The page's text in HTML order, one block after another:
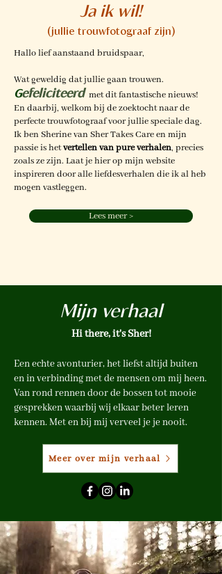
Ja ik wil!
(jullie trouwfotograaf zijn)
Hallo lief aanstaand bruidspaar,
Wat geweldig dat jullie gaan trouwen.
Gefeliciteerd met dit fantastische nieuws!
En daarbij, welkom bij de zoektocht naar de
perfecte trouwfotograaf voor jullie speciale dag.
Ik ben Sherine van Sher Takes Care en mijn
passie is hetvertellen van pure verhalen, precies
zoals ze zijn. Laat je hier op mijn website
inspireren door alle liefdesverhalen die ik al heb
mogen vastleggen.
Lees meer >
Mijn verhaal
Hi there, it's Sher!
Een echte avonturier, het liefst altijd buiten
en in verbinding met de mensen om mij heen.
Van rond rennen door de bossen tot mooie
gesprekken waarbij wij elkaar beter leren
kennen. Met en bij mij verveel je je nooit.
Meer over mijn verhaal